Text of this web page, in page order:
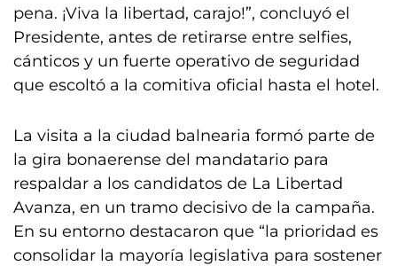
pena. ¡Viva la libertad, carajo!”, concluyó el
Presidente, antes de retirarse entre selfies,
cánticos y un fuerte operativo de seguridad
que escoltó a la comitiva oficial hasta el hotel.
La visita a la ciudad balnearia formó parte de
la gira bonaerense del mandatario para
respaldar a los candidatos de La Libertad
Avanza, en un tramo decisivo de la campaña.
En su entorno destacaron que “la prioridad es
consolidar la mayoría legislativa para sostener